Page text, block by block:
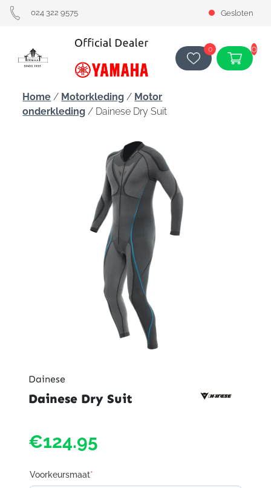
024 322 9575 Gesloten
0 0
Home / Motorkleding / Motor
onderkleding / Dainese Dry Suit
Dainese
Dainese Dry Suit
€124.95
Voorkeursmaat*